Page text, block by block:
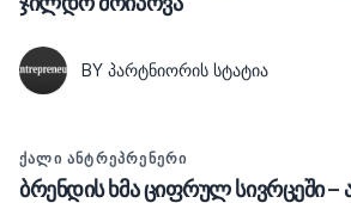
BY ᲞᲐᲠᲢᲜᲘᲝᲠᲘᲡ ᲡᲢᲐᲢᲘᲐ
ᲥᲐᲚᲘ ᲐᲜᲢᲠᲔᲞᲠᲔᲜᲔᲠᲘ
ბრენდის ხმა ციფრულ სივრცეში –